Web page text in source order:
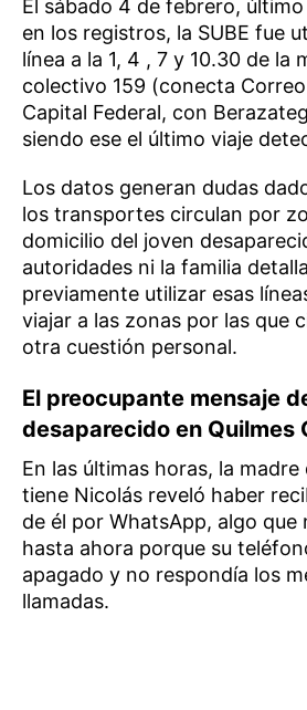
El sábado 4 de febrero,
en los registros, la SUBE fue
línea a la 1, 4 , 7 y 10.30 de la
colectivo 159 (conecta
Capital Federal, con
siendo ese el último viaje
Los datos generan dudas
los transportes circulan por
domicilio del joven
autoridades ni la familia
previamente utilizar esas
viajar a las zonas por las que
otra cuestión personal.
El preocupante mensaje
desaparecido en Quilmes
En las últimas horas, la madre
tiene Nicolás reveló haber
de él por WhatsApp, algo que
hasta ahora porque su
apagado y no respondía los
llamadas.